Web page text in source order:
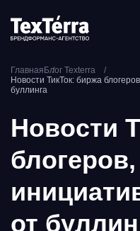
Поиск
8
Главная Блог Texterra
Новости ТикТок: биржа
буллинга
Новости
от